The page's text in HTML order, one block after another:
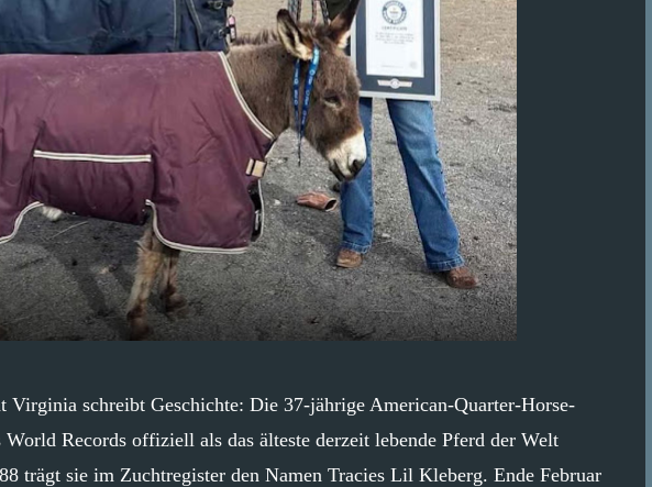
Virginia schreibt Geschichte: Die 37-jährige American-Quarter-Horse-
World Records offiziell als das älteste derzeit lebende Pferd der Welt
trägt sie im Zuchtregister den Namen Tracies Lil Kleberg. Ende Februar